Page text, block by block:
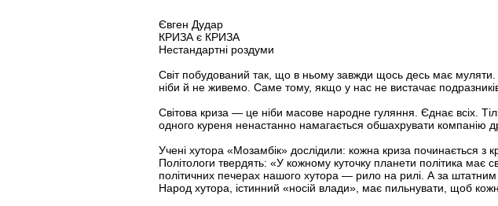
Євген Дудар
КРИЗА є КРИЗА
Нестандартні роздуми
Світ побудований так, що в ньому завжди щось десь має
ніби й не живемо. Саме тому, якщо у нас не вистачає
Світова криза — це ніби масове народне гуляння. Єднає всіх.
одного куреня ненастанно намагається обшахрувати компанію
Учені хутора «Мозамбік» дослідили: кожна криза починається з
Політологи твердять: «У кожному куточку планети політика
політичних печерах нашого хутора — рило на рилі. А за штатним
Народ хутора, істинний «носій влади», має пильнувати, щоб